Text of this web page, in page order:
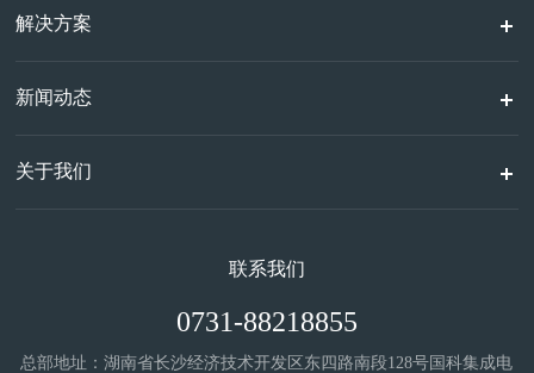
解决方案
新闻动态
关于我们
联系我们
0731-88218855
总部地址：湖南省长沙经济技术开发区东四路南段128号国科集成电